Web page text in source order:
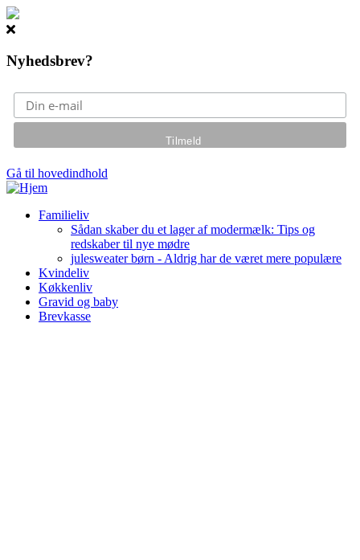
Nyhedsbrev?
Gå til hovedindhold
Familieliv
Sådan skaber du et lager af modermælk: Tips og
redskaber til nye mødre
julesweater børn - Aldrig har de været mere populære
Kvindeliv
Køkkenliv
Gravid og baby
Brevkasse